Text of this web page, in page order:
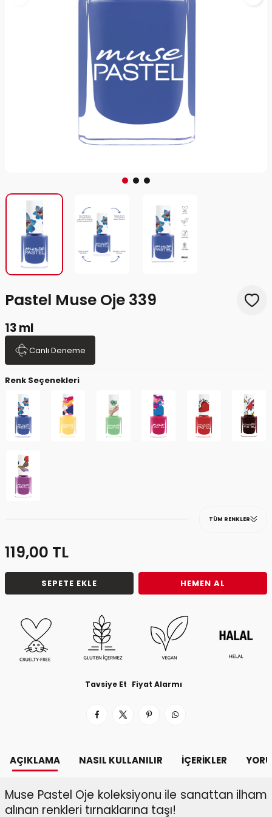
Pastel Muse Oje 339
13 ml
Canlı Deneme
Renk Seçenekleri
TÜM RENKLER
119,00 TL
SEPETE EKLE HEMEN AL
Tavsiye Et Fiyat Alarmı
AÇIKLAMA NASIL KULLANILIR İÇERIKLER
Muse Pastel Oje koleksiyonu ile sanattan ilham
alınan renkleri tırnaklarına taşı!